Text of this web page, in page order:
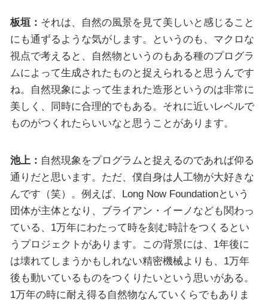
板垣： それは、自然の風景を見て美しいと感じること
にも通ずるような気がします。というのも、マクロな
視点で考えると、自然物というのもある種のプログラ
ムによって生成されたものと捉えられると思うんです
ね。自然現象によって生まれた造形というのは非常に
美しく、同時に合理的でもある。それに近いレベルで
ものがつくれたらいいなと思うことがあります。
池上： 自然現象をプログラムと捉えるのであれば仰る
通りだと思います。ただ、僕自身は人工物が大好きな
んです（笑）。例えば、Long Now Foundationという
団体が主体となり、ブライアン・イーノなども関わっ
ている、1万年にわたって時を刻む時計をつくるとい
うプロジェクトがあります。この背景には、1年後に
は壊れてしまうかもしれない精密機械よりも、1万年
後も動いているものをつくりたいという思いがある。
1万年の時に耐え得る自然物なんていくらでもありま